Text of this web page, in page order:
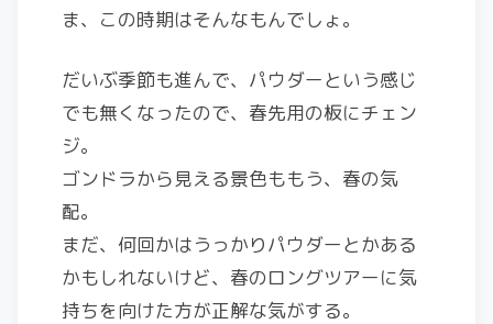
ま、この時期はそんなもんでしょ。
だいぶ季節も進んで、パウダーという感じ
でも無くなったので、春先用の板にチェン
ジ。
ゴンドラから見える景色ももう、春の気
配。
まだ、何回かはうっかりパウダーとかある
かもしれないけど、春のロングツアーに気
持ちを向けた方が正解な気がする。